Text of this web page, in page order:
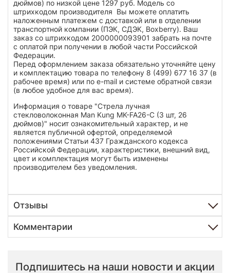
дюймов) по низкой цене 1297 руб. Модель со
штрихкодом производителя Вы можете оплатить
наложенным платежем с доставкой или в отделении
транспортной компании (ПЭК, СДЭК, Boxberry). Ваш
заказ со штрихкодом 2000000093901 забрать на почте
с оплатой при получении в любой части Российской
Федерации.
Перед оформлением заказа обязательно уточняйте цену
и комплектацию товара по телефону 8 (499) 677 16 37 (в
рабочее время) или по e-mail и системе обратной связи
(в любое удобное для вас время).
Информация о товаре "Стрела лучная
стекловолоконная Man Kung MK-FA26-C (3 шт, 26
дюймов)" носит ознакомительный характер, и не
является публичной офертой, определяемой
положениями Статьи 437 Гражданского кодекса
Российской Федерации, характеристики, внешний вид,
цвет и комплектация могут быть изменены
производителем без уведомления.
Отзывы
Комментарии
Подпишитесь на наши новости и акции